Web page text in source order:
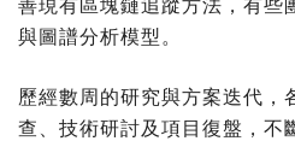
善現有區塊鏈追蹤方法，有些
與圖譜分析模型。
歷經數周的研究與方案迭代，
查、技術研討及項目復盤，